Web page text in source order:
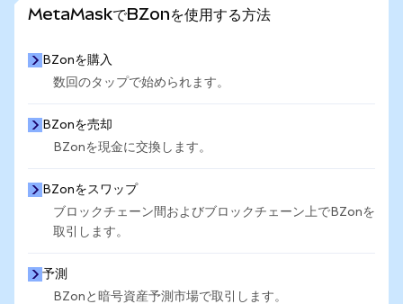
MetaMaskでBZonを使用する方法
BZonを購入
数回のタップで始められます。
BZonを売却
BZonを現金に交換します。
BZonをスワップ
ブロックチェーン間およびブロックチェーン上でBZonを
取引します。
予測
BZonと暗号資産予測市場で取引します。